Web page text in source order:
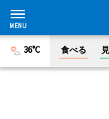
36°C 食べる